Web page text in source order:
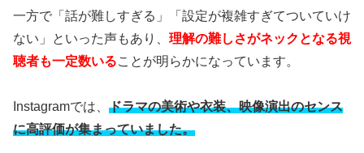
一方で「話が難しすぎる」「設定が複雑すぎてついていけ
ない」といった声もあり、 理解の難しさがネックとなる視
聴者も一定数いることが明らかになっています。
Instagramでは、 ドラマの美術や衣装、映像演出のセンス
に高評価が集まっていました。